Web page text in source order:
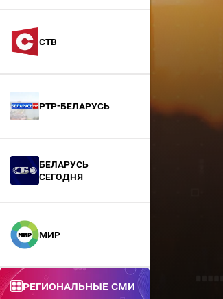
СТВ
РТР-Беларусь
БЕЛАРУСЬ
СЕГОДНЯ
МИР
Региональные СМИ